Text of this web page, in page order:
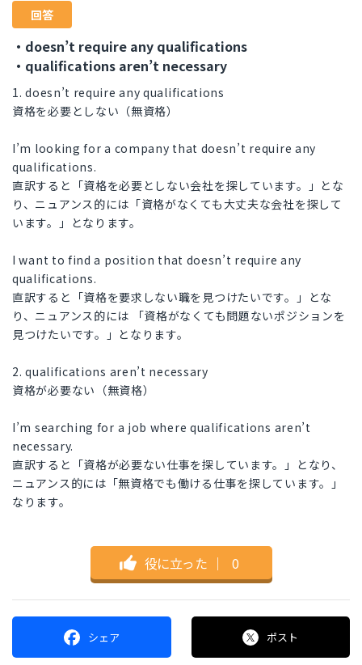
回答
・doesn’t require any qualifications
・qualifications aren’t necessary
1. doesn’t require any qualifications
資格を必要としない（無資格）
I’m looking for a company that doesn’t require any
qualifications.
直訳すると「資格を必要としない会社を探しています。」とな
り、ニュアンス的には「資格がなくても大丈夫な会社を探して
います。」となります。
I want to find a position that doesn’t require any
qualifications.
直訳すると「資格を要求しない職を見つけたいです。」とな
り、ニュアンス的には 「資格がなくても問題ないポジションを
見つけたいです。」となります。
2. qualifications aren’t necessary
資格が必要ない（無資格）
I’m searching for a job where qualifications aren’t
necessary.
直訳すると「資格が必要ない仕事を探しています。」となり、
ニュアンス的には「無資格でも働ける仕事を探しています。」
なります。
役に立った ｜ 0
シェア ポスト